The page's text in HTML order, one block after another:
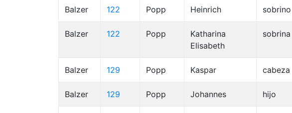
Balzer 122 Popp Heinrich sobrino
Balzer 122 Popp
Katharina
Elisabeth
sobrina
Balzer 129 Popp Kaspar cabeza
Balzer 129 Popp Johannes hijo